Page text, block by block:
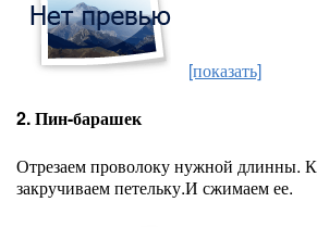
[показать]
2. Пин-барашек
Отрезаем проволоку нужной длинны.
закручиваем петельку.И сжимаем ее.